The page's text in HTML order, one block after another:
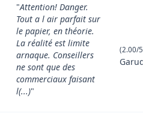
"Attention! Danger.
Tout a l air parfait sur
le papier, en théorie.
La réalité est limite
arnaque. Conseillers
ne sont que des
commerciaux faisant
l(...)"
(2.00/